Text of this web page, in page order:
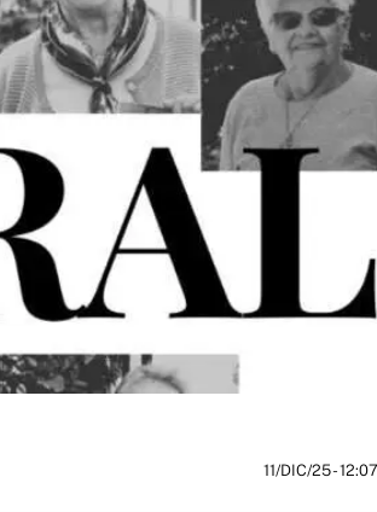
11/DIC/25- 12:07